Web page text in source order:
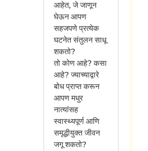
आहेत, जे जाणून
घेऊन आपण
सहजपणे प्रत्येक
घटनेत संतुलन साधू
शकतो?
तो कोण आहे? कसा
आहे? ज्याच्याद्वारे
बोध प्राप्त करून
आपण मधुर
नात्यांसह
स्वास्थ्यपूर्ण आणि
समृद्धीयुक्त जीवन
जगू शकतो?